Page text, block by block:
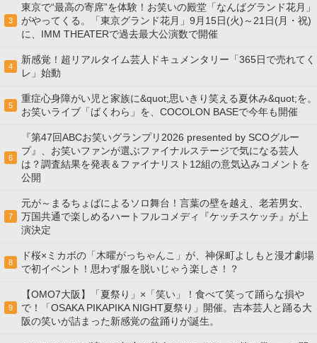
3
東京で“最高の寄席”を体験！お笑いの殿堂「なんばグランド花月」
がやってくる。「東京グランド花月」9月15日(火)～21日(月・祝)
に、IMM THEATERで過去最大公演数で開催
4
新感覚！超リアルタイム芸人ドキュメンタリー「365日で売れてく
レ」始動
5
重症心身障がい児と家族に&quot;思いきり笑える夏休み&quot;を。
お笑いライブ「ばくわら」を、COCOLON BASEで今年も開催
6
『第47回ABCお笑いグランプリ2026 presented by SCOグルー
プ』、お笑いファンが選ぶファイナルステージで気になる芸人
は？調査結果を発表＆ファイナリスト12組の意気込みコメントを
公開
7
元が～まるちょばによるソロ舞台！言葉の壁を越え、老若男女、
万国共通で楽しめるハートフルコメディ『ケッチスケッチ』が上
演決定
8
ド桜×ミカボの「木曜がっちゃんこ」が、神保町よしもと漫才劇場
で初イベント！思わず服を脱いじゃう楽しさ！？
9
【OMO7大阪】「夏祭り」×「笑い」！食べて笑って踊らな損や
で！「OSAKA PIKAPIKA NIGHT夏祭り」開催。吉本芸人と踊る大
阪の笑いが詰まった新感覚の盆踊りが誕生。